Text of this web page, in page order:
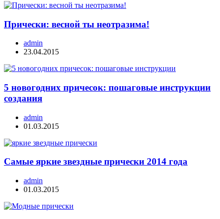
Прически: весной ты неотразима!
admin
23.04.2015
5 новогодних причесок: пошаговые инструкции
создания
admin
01.03.2015
Самые яркие звездные прически 2014 года
admin
01.03.2015